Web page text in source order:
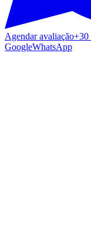
Agendar avaliação+30
GoogleWhatsApp